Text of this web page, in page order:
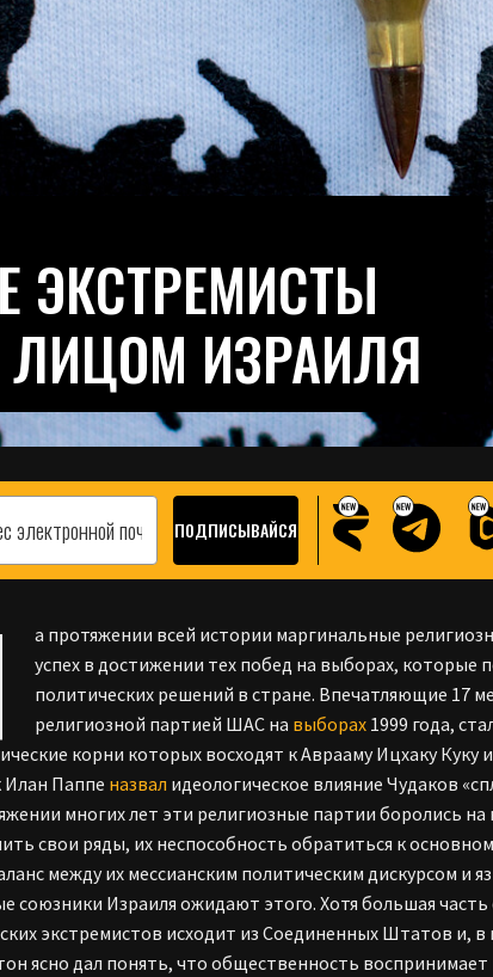
ЭКСТРЕМИСТЫ
ИЗРАИЛЯ
а протяжении всей истории маргинальные
успех в достижении тех побед на выборах, которые
политических решений в стране. Впечатляющие 17
религиозной партией ШАС на выборах1999 года,
корни которых восходят к Аврааму Ицхаку Куку
Илан Паппе назвал идеологическое влияние Чудаков
многих лет эти религиозные партии боролись
свои ряды, их неспособность обратиться к
между их мессианским политическим дискурсом и
союзники Израиля ожидают этого. Хотя большая
экстремистов исходит из Соединенных Штатов и,
ясно дал понять, что общественность воспринимает